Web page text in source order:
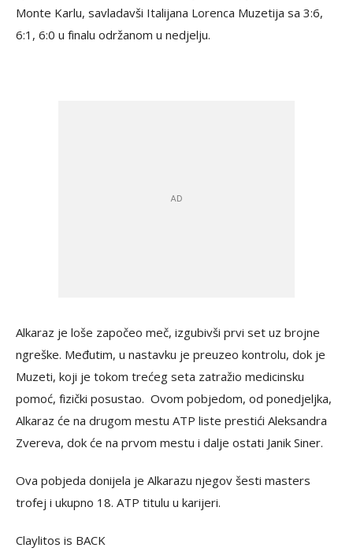
Monte Karlu, savladavši Italijana Lorenca Muzetija sa 3:6,
6:1, 6:0 u finalu održanom u nedjelju. ​
Alkaraz je loše započeo meč, izgubivši prvi set uz brojne
ngreške. Međutim, u nastavku je preuzeo kontrolu, dok je
Muzeti, koji je tokom trećeg seta zatražio medicinsku
pomoć, fizički posustao. ​ Ovom pobjedom, od ponedjeljka,
Alkaraz će na drugom mestu ATP liste prestići Aleksandra
Zvereva, dok će na prvom mestu i dalje ostati Janik Siner.
Ova pobjeda donijela je Alkarazu njegov šesti masters
trofej i ukupno 18. ATP titulu u karijeri.
Claylitos is BACK